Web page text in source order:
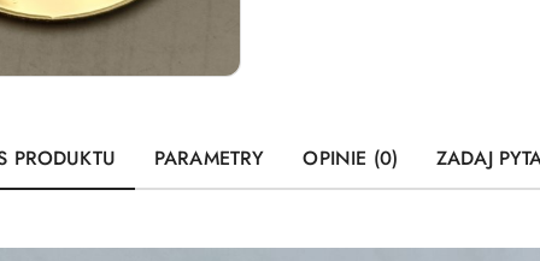
PRODUKTU PARAMETRY OPINIE (0) ZADAJ